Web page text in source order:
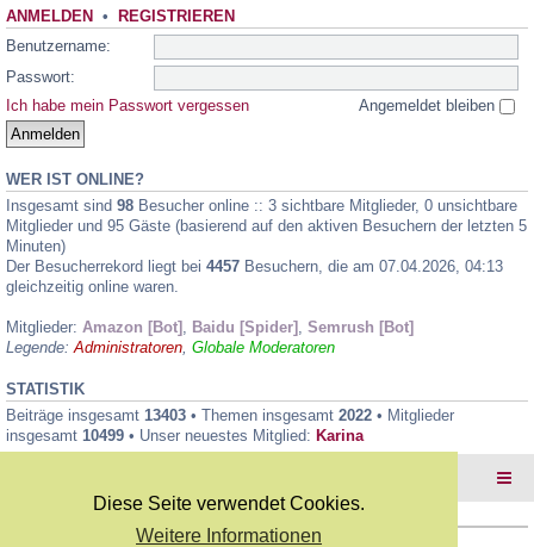
Diese Seite verwendet Cookies.
Weitere Informationen
ANMELDEN • REGISTRIEREN
Benutzername:
Passwort:
Ich habe mein Passwort vergessen
Angemeldet bleiben
WER IST ONLINE?
Insgesamt sind 98 Besucher online :: 3 sichtbare Mitglieder, 0 unsichtbare
Mitglieder und 95 Gäste (basierend auf den aktiven Besuchern der letzten 5
Minuten)
Der Besucherrekord liegt bei 4457 Besuchern, die am 07.04.2026, 04:13
gleichzeitig online waren.
Mitglieder: Amazon [Bot] , Baidu [Spider] , Semrush [Bot]
Legende:Administratoren, Globale Moderatoren
STATISTIK
Beiträge insgesamt 13403 • Themen insgesamt 2022 • Mitglieder
insgesamt 10499 • Unser neuestes Mitglied: Karina